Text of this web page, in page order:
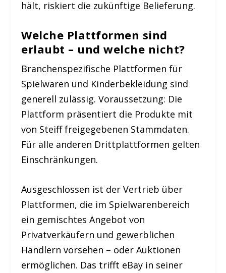
hält, riskiert die zukünftige Belieferung.
Welche Plattformen sind
erlaubt – und welche nicht?
Branchenspezifische Plattformen für
Spielwaren und Kinderbekleidung sind
generell zulässig. Voraussetzung: Die
Plattform präsentiert die Produkte mit
von Steiff freigegebenen Stammdaten.
Für alle anderen Drittplattformen gelten
Einschränkungen.
Ausgeschlossen ist der Vertrieb über
Plattformen, die im Spielwarenbereich
ein gemischtes Angebot von
Privatverkäufern und gewerblichen
Händlern vorsehen – oder Auktionen
ermöglichen. Das trifft eBay in seiner